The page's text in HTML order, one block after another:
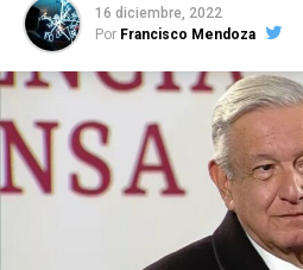
16 diciembre, 2022
Por Francisco Mendoza